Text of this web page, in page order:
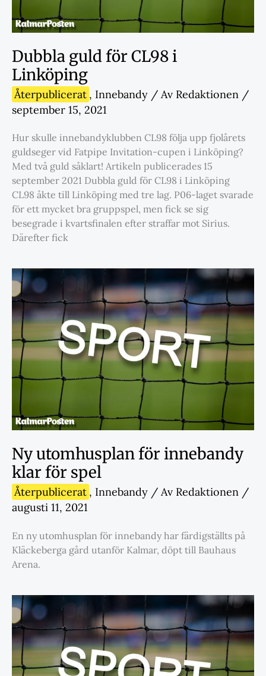
Dubbla guld för CL98 i
Linköping
Återpublicerat , Innebandy / Av Redaktionen /
september 15, 2021
Hur skulle innebandyklubben CL98 följa upp fjolårets
guldseger vid Fatpipe Invitation-cupen i Linköping?
Med två guld såklart! Artikeln publicerades 15
september 2021 Dubbla guld för CL98 i Linköping
CL98 åkte till Linköping med tre lag. P06-laget svarade
för ett mycket bra gruppspel, men fick se sig
besegrade i kvartsfinalen efter straffar mot Sirius.
Därefter fick
Ny utomhusplan för innebandy
klar för spel
Återpublicerat , Innebandy / Av Redaktionen /
augusti 11, 2021
En ny utomhusplan för innebandy har färdigställts på
Kläckeberga gård utanför Kalmar, döpt till Bauhaus
Arena.